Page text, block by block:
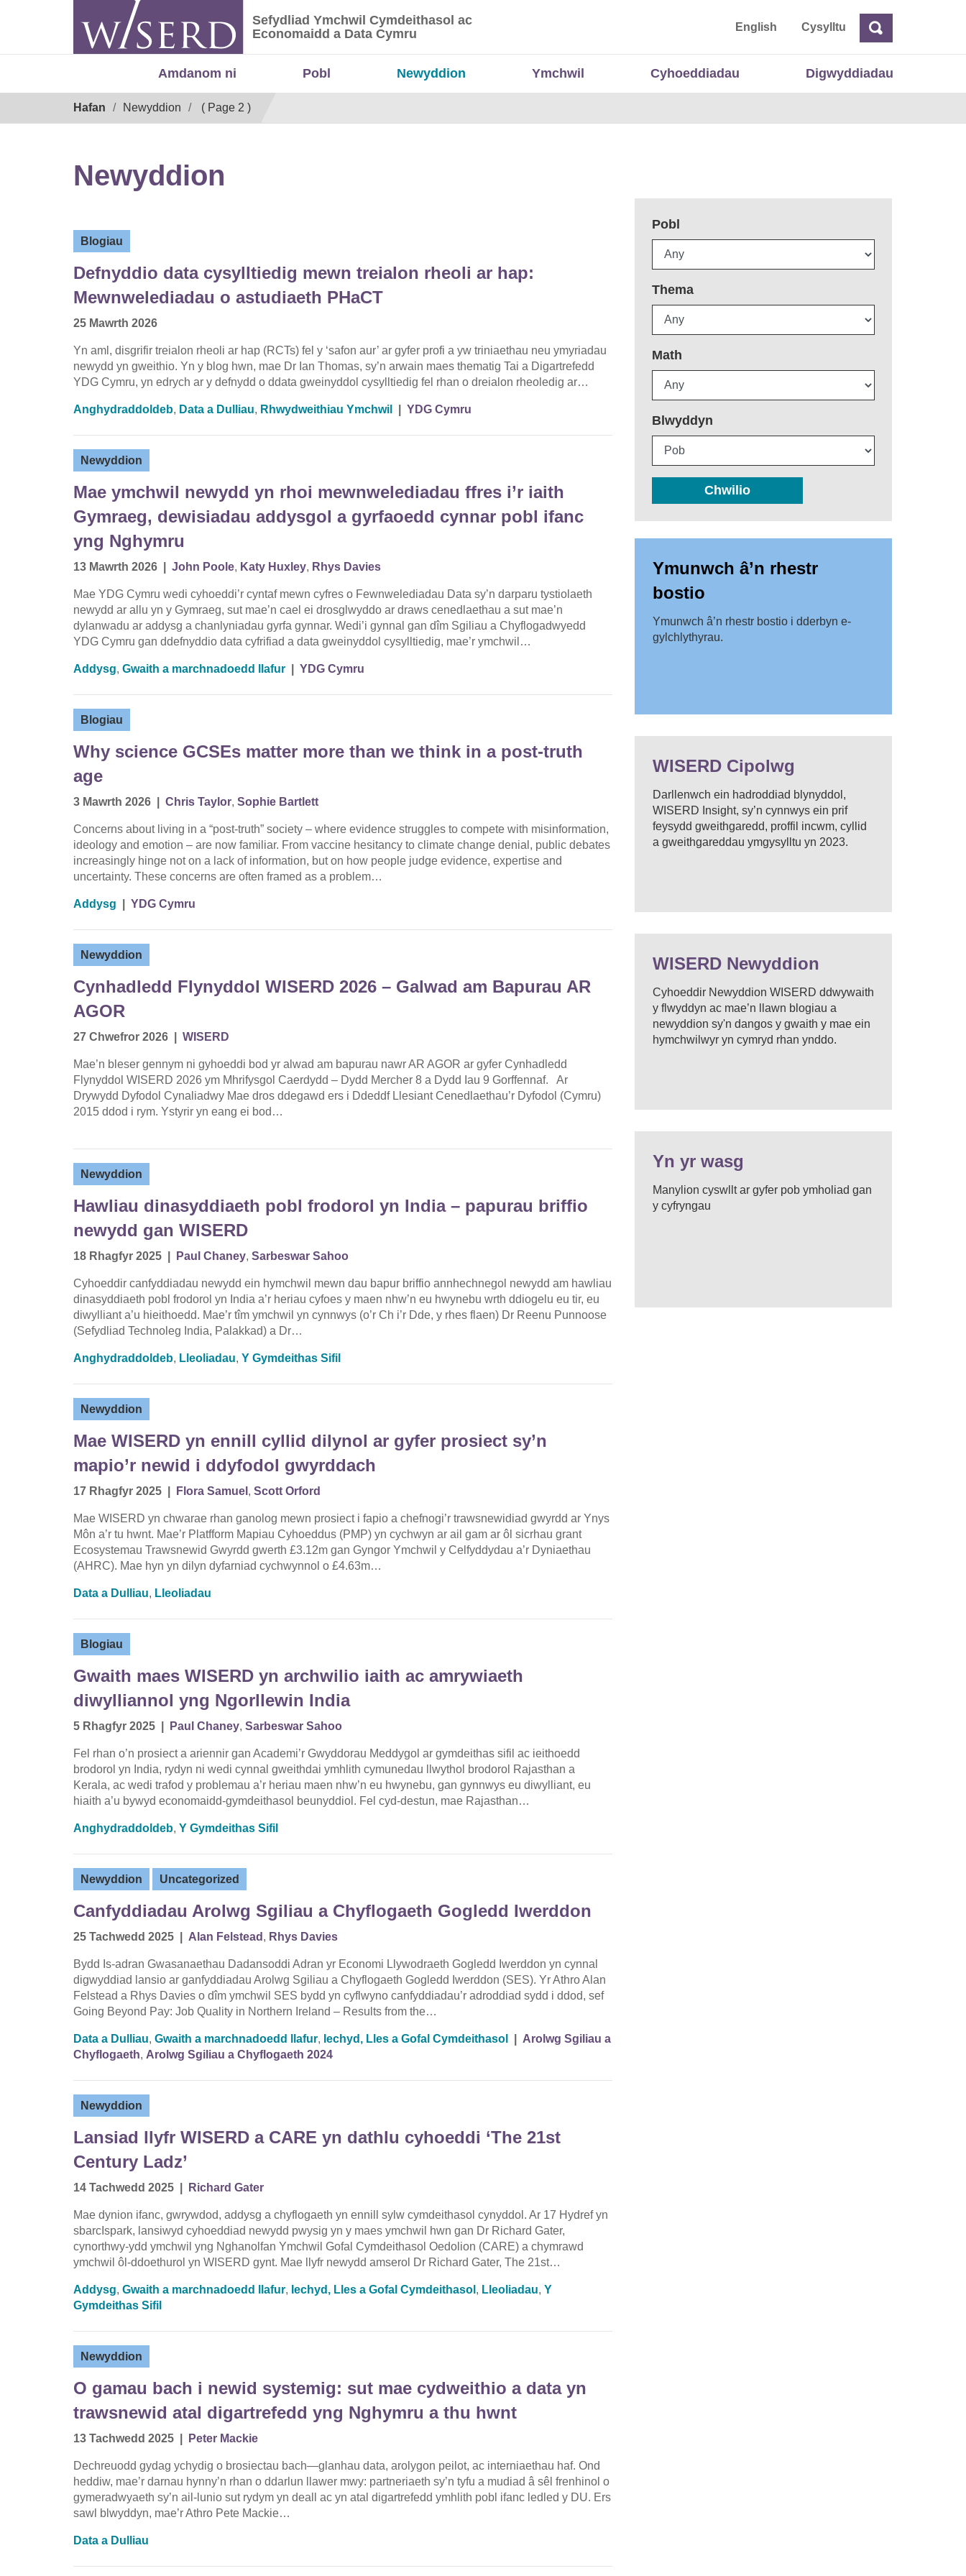
Sefydliad Ymchwil Cymdeithasol ac Economaidd a Data Cymru
Sefydliad Ymchwil Cymdeithasol ac
Economaidd a Data Cymru
English CysylltuChwilio
Amdanom ni Pobl Newyddion Ymchwil Cyhoeddiadau Digwyddiadau
Hafan Newyddion ( Page 2 )
Newyddion
Blogiau
Defnyddio data cysylltiedig mewn treialon rheoli ar hap:
Mewnwelediadau o astudiaeth PHaCT
25 Mawrth 2026
Yn aml, disgrifir treialon rheoli ar hap (RCTs) fel y ‘safon aur’ ar gyfer profi a yw triniaethau neu ymyriadau
newydd yn gweithio. Yn y blog hwn, mae Dr Ian Thomas, sy’n arwain maes thematig Tai a Digartrefedd
YDG Cymru, yn edrych ar y defnydd o ddata gweinyddol cysylltiedig fel rhan o dreialon rheoledig ar…
Anghydraddoldeb, Data a Dulliau, Rhwydweithiau Ymchwil YDG Cymru
Newyddion
Mae ymchwil newydd yn rhoi mewnwelediadau ffres i’r iaith
Gymraeg, dewisiadau addysgol a gyrfaoedd cynnar pobl ifanc
yng Nghymru
13 Mawrth 2026 John Poole, Katy Huxley, Rhys Davies
Mae YDG Cymru wedi cyhoeddi’r cyntaf mewn cyfres o Fewnwelediadau Data sy’n darparu tystiolaeth
newydd ar allu yn y Gymraeg, sut mae’n cael ei drosglwyddo ar draws cenedlaethau a sut mae’n
dylanwadu ar addysg a chanlyniadau gyrfa gynnar. Wedi’i gynnal gan dîm Sgiliau a Chyflogadwyedd
YDG Cymru gan ddefnyddio data cyfrifiad a data gweinyddol cysylltiedig, mae’r ymchwil…
Addysg, Gwaith a marchnadoedd llafur YDG Cymru
Blogiau
Why science GCSEs matter more than we think in a post‑truth
age
3 Mawrth 2026 Chris Taylor, Sophie Bartlett
Concerns about living in a “post-truth” society – where evidence struggles to compete with misinformation,
ideology and emotion – are now familiar. From vaccine hesitancy to climate change denial, public debates
increasingly hinge not on a lack of information, but on how people judge evidence, expertise and
uncertainty. These concerns are often framed as a problem…
Addysg YDG Cymru
Newyddion
Cynhadledd Flynyddol WISERD 2026 – Galwad am Bapurau AR
AGOR
27 Chwefror 2026 WISERD
Mae’n bleser gennym ni gyhoeddi bod yr alwad am bapurau nawr AR AGOR ar gyfer Cynhadledd
Flynyddol WISERD 2026 ym Mhrifysgol Caerdydd – Dydd Mercher 8 a Dydd Iau 9 Gorffennaf. Ar
Drywydd Dyfodol Cynaliadwy Mae dros ddegawd ers i Ddeddf Llesiant Cenedlaethau’r Dyfodol (Cymru)
2015 ddod i rym. Ystyrir yn eang ei bod…
Newyddion
Hawliau dinasyddiaeth pobl frodorol yn India – papurau briffio
newydd gan WISERD
18 Rhagfyr 2025 Paul Chaney, Sarbeswar Sahoo
Cyhoeddir canfyddiadau newydd ein hymchwil mewn dau bapur briffio annhechnegol newydd am hawliau
dinasyddiaeth pobl frodorol yn India a’r heriau cyfoes y maen nhw’n eu hwynebu wrth ddiogelu eu tir, eu
diwylliant a’u hieithoedd. Mae’r tîm ymchwil yn cynnwys (o’r Ch i’r Dde, y rhes flaen) Dr Reenu Punnoose
(Sefydliad Technoleg India, Palakkad) a Dr…
Anghydraddoldeb, Lleoliadau, Y Gymdeithas Sifil
Newyddion
Mae WISERD yn ennill cyllid dilynol ar gyfer prosiect sy’n
mapio’r newid i ddyfodol gwyrddach
17 Rhagfyr 2025 Flora Samuel , Scott Orford
Mae WISERD yn chwarae rhan ganolog mewn prosiect i fapio a chefnogi’r trawsnewidiad gwyrdd ar Ynys
Môn a’r tu hwnt. Mae’r Platfform Mapiau Cyhoeddus (PMP) yn cychwyn ar ail gam ar ôl sicrhau grant
Ecosystemau Trawsnewid Gwyrdd gwerth £3.12m gan Gyngor Ymchwil y Celfyddydau a’r Dyniaethau
(AHRC). Mae hyn yn dilyn dyfarniad cychwynnol o £4.63m…
Data a Dulliau, Lleoliadau
Blogiau
Gwaith maes WISERD yn archwilio iaith ac amrywiaeth
diwylliannol yng Ngorllewin India
5 Rhagfyr 2025 Paul Chaney, Sarbeswar Sahoo
Fel rhan o’n prosiect a ariennir gan Academi’r Gwyddorau Meddygol ar gymdeithas sifil ac ieithoedd
brodorol yn India, rydyn ni wedi cynnal gweithdai ymhlith cymunedau llwythol brodorol Rajasthan a
Kerala, ac wedi trafod y problemau a’r heriau maen nhw’n eu hwynebu, gan gynnwys eu diwylliant, eu
hiaith a’u bywyd economaidd-gymdeithasol beunyddiol. Fel cyd-destun, mae Rajasthan…
Anghydraddoldeb, Y Gymdeithas Sifil
Newyddion Uncategorized
Canfyddiadau Arolwg Sgiliau a Chyflogaeth Gogledd Iwerddon
25 Tachwedd 2025 Alan Felstead , Rhys Davies
Bydd Is-adran Gwasanaethau Dadansoddi Adran yr Economi Llywodraeth Gogledd Iwerddon yn cynnal
digwyddiad lansio ar ganfyddiadau Arolwg Sgiliau a Chyflogaeth Gogledd Iwerddon (SES). Yr Athro Alan
Felstead a Rhys Davies o dîm ymchwil SES bydd yn cyflwyno canfyddiadau’r adroddiad sydd i ddod, sef
Going Beyond Pay: Job Quality in Northern Ireland – Results from the…
Data a Dulliau, Gwaith a marchnadoedd llafur, Iechyd, Lles a Gofal Cymdeithasol
Arolwg Sgiliau a
Chyflogaeth, Arolwg Sgiliau a Chyflogaeth 2024
Newyddion
Lansiad llyfr WISERD a CARE yn dathlu cyhoeddi ‘The 21st
Century Ladz’
14 Tachwedd 2025 Richard Gater
Mae dynion ifanc, gwrywdod, addysg a chyflogaeth yn ennill sylw cymdeithasol cynyddol. Ar 17 Hydref yn
sbarcIspark, lansiwyd cyhoeddiad newydd pwysig yn y maes ymchwil hwn gan Dr Richard Gater,
cynorthwy-ydd ymchwil yng Nghanolfan Ymchwil Gofal Cymdeithasol Oedolion (CARE) a chymrawd
ymchwil ôl-ddoethurol yn WISERD gynt. Mae llyfr newydd amserol Dr Richard Gater, The 21st…
Addysg, Gwaith a marchnadoedd llafur, Iechyd, Lles a Gofal Cymdeithasol , Lleoliadau, Y
Gymdeithas Sifil
Newyddion
O gamau bach i newid systemig: sut mae cydweithio a data yn
trawsnewid atal digartrefedd yng Nghymru a thu hwnt
13 Tachwedd 2025 Peter Mackie
Dechreuodd gydag ychydig o brosiectau bach—glanhau data, arolygon peilot, ac interniaethau haf. Ond
heddiw, mae’r darnau hynny’n rhan o ddarlun llawer mwy: partneriaeth sy’n tyfu a mudiad â sêl frenhinol o
gymeradwyaeth sy’n ail-lunio sut rydym yn deall ac yn atal digartrefedd ymhlith pobl ifanc ledled y DU. Ers
sawl blwyddyn, mae’r Athro Pete Mackie…
Data a Dulliau
Pobl
Thema
Math
Blwyddyn
Chwilio
Ymunwch â’n rhestr
bostio
Ymunwch â’n rhestr bostio i dderbyn e-
gylchlythyrau.
WISERD Cipolwg
Darllenwch ein hadroddiad blynyddol,
WISERD Insight, sy’n cynnwys ein prif
feysydd gweithgaredd, proffil incwm, cyllid
a gweithgareddau ymgysylltu yn 2023.
WISERD Newyddion
Cyhoeddir Newyddion WISERD ddwywaith
y flwyddyn ac mae’n llawn blogiau a
newyddion sy'n dangos y gwaith y mae ein
hymchwilwyr yn cymryd rhan ynddo.
Yn yr wasg
Manylion cyswllt ar gyfer pob ymholiad gan
y cyfryngau